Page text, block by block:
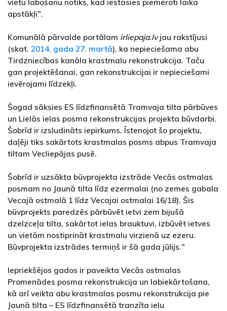
vietu labošanu notiks, kad iestāsies piemēroti laika
apstākļi".
Komunālā pārvalde portālam irliepaja.lvjau rakstījusi
(skat. 2014. gada 27. martā), ka nepieciešama abu
Tirdzniecības kanāla krastmalu rekonstrukcija. Taču
gan projektēšanai, gan rekonstrukcijai ir nepieciešami
ievērojami līdzekļi.
Šogad sāksies ES līdzfinansētā Tramvaja tilta pārbūves
un Lielās ielas posma rekonstrukcijas projekta būvdarbi.
Šobrīd ir izsludināts iepirkums. Īstenojot šo projektu,
daļēji tiks sakārtots krastmalas posms abpus Tramvaja
tiltam Vecliepājas pusē.
Šobrīd ir uzsākta būvprojekta izstrāde Vecās ostmalas
posmam no Jaunā tilta līdz ezermalai (no zemes gabala
Vecajā ostmalā 1 līdz Vecajai ostmalai 16/18). Šis
būvprojekts paredzēs pārbūvēt ietvi zem bijušā
dzelzceļa tilta, sakārtot ielas brauktuvi, izbūvēt ietves
un vietām nostiprināt krastmalu virzienā uz ezeru.
Būvprojekta izstrādes termiņš ir šā gada jūlijs."
Iepriekšējos gados ir paveikta Vecās ostmalas
Promenādes posma rekonstrukcija un labiekārtošana,
kā arī veikta abu krastmalas posmu rekonstrukcija pie
Jaunā tilta – ES līdzfinansētā tranzīta ielu